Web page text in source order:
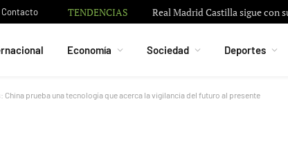
Contacto TENDENCIAS De Paul muestra apoyo a Messi
Economía Sociedad Deportes
prueba una tecnología que acerca la vigilancia del futuro al presente